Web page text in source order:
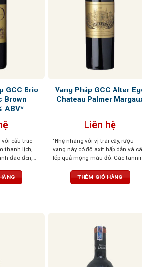
GCC Brio
Brown
ABV*
với cấu trúc
thanh lịch,
đào đen,
ở hậu vị
dễ chịu. Kết
Vang Pháp GCC Alter
Chateau Palmer
Liên hệ
"Nhẹ nhàng với vị trái cây, rượu
vang này có độ axit hấp dẫn và
lớp quả mọng màu đỏ. Các tannin
trái cây của rượu vang, chứa nhiều
axit và sẽ sớm sẵn sàng cho mọi
THÊM GIỎ HÀNG